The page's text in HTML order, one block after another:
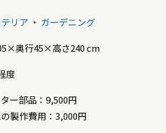
リア ・ ガーデニング
奥行45×高さ240 cm
度
ー部品：9,500円
製作費用：3,000円